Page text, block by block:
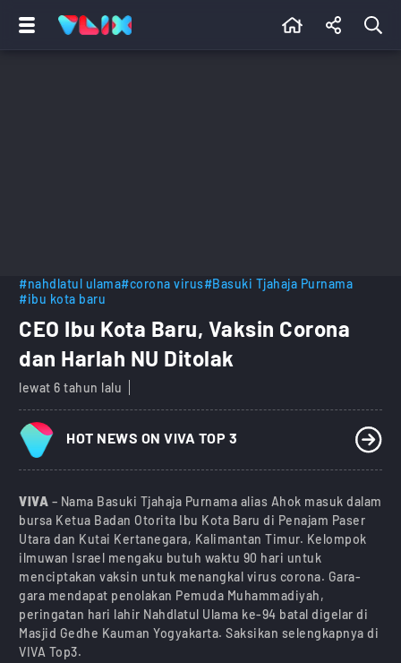
#nahdlatul ulama#corona virus#Basuki Tjahaja Purnama
#ibu kota baru
CEO Ibu Kota Baru, Vaksin Corona
dan Harlah NU Ditolak
lewat 6 tahun lalu
HOT NEWS ON VIVA TOP 3
VIVA – Nama Basuki Tjahaja Purnama alias Ahok masuk dalam
bursa Ketua Badan Otorita Ibu Kota Baru di Penajam Paser
Utara dan Kutai Kertanegara, Kalimantan Timur. Kelompok
ilmuwan Israel mengaku butuh waktu 90 hari untuk
menciptakan vaksin untuk menangkal virus corona. Gara-
gara mendapat penolakan Pemuda Muhammadiyah,
peringatan hari lahir Nahdlatul Ulama ke-94 batal digelar di
Masjid Gedhe Kauman Yogyakarta. Saksikan selengkapnya di
VIVA Top3.